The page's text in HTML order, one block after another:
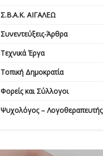
Σ.Β.Α.Κ. ΑΙΓΑΛΕΩ
Συνεντεύξεις-Άρθρα
Τεχνικά Έργα
Τοπική Δημοκρατία
Φορείς και Σύλλογοι
Ψυχολόγος – Λογοθεραπευτής